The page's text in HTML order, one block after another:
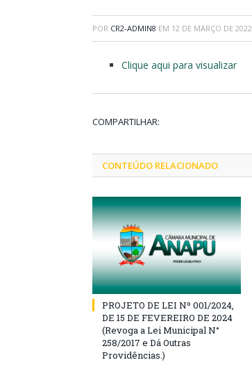
POR CR2-ADMIN8 EM 12 DE MARÇO DE 2022
Clique aqui para visualizar
COMPARTILHAR:
CONTEÚDO RELACIONADO
PROJETO DE LEI Nº 001/2024,
DE 15 DE FEVEREIRO DE 2024
(Revoga a Lei Municipal N°
258/2017 e Dá Outras
Providências.)